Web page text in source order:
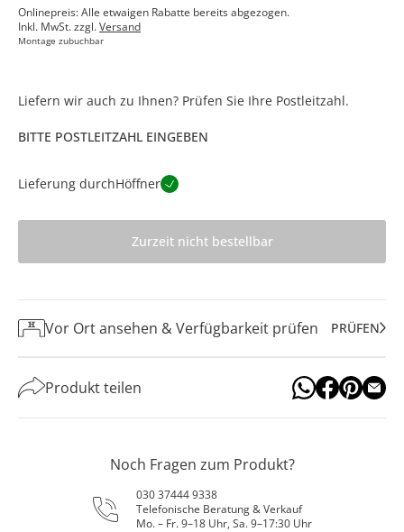
Onlinepreis: Alle etwaigen Rabatte bereits abgezogen.
Inkl. MwSt. zzgl.Versand
Montage zubuchbar
Liefern wir auch zu Ihnen? Prüfen Sie Ihre Postleitzahl.
BITTE POSTLEITZAHL EINGEBEN
Lieferung durchHöffner
Zurzeit nicht bestellbar
Vor Ort ansehen & Verfügbarkeit prüfen PRÜFEN
Produkt teilen
Noch Fragen zum Produkt?
030 37444 9338
Telefonische Beratung & Verkauf
Mo. – Fr. 9–18 Uhr, Sa. 9–17:30 Uhr